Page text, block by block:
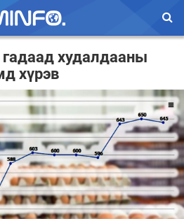
худалдааны
хүрэв